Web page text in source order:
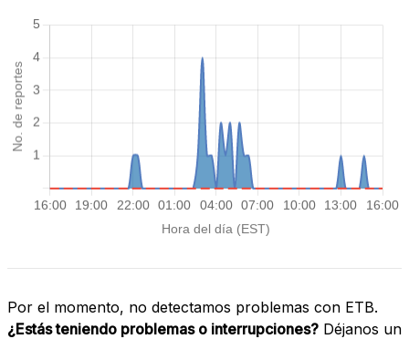
Por el momento, no detectamos problemas con ETB.
¿Estás teniendo problemas o interrupciones? Déjanos un